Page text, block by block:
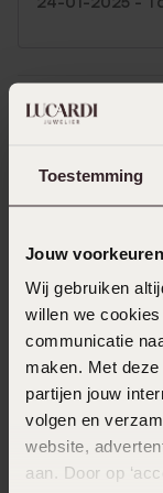
Toestemming
Jouw voorkeuren
Wij gebruiken
willen we
communicatie
maken. Met
partijen jouw
volgen en
website,
aan. Door op
Ook leuk